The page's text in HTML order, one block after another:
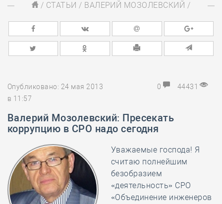
/ СТАТЬИ / ВАЛЕРИЙ МОЗОЛЕВСКИЙ /
Опубликовано: 24 мая 2013
в 11:57
0 44431
Валерий Мозолевский: Пресекать
коррупцию в СРО надо сегодня
Уважаемые господа! Я
считаю полнейшим
безобразием
«деятельность» СРО
«Объединение инженеров